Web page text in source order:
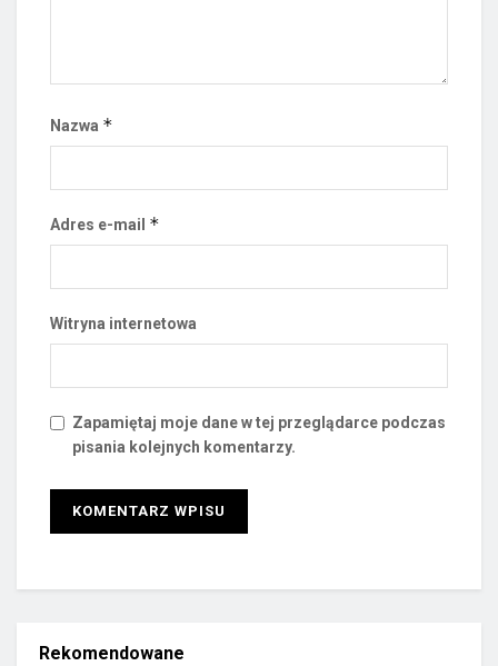
Nazwa *
Adres e-mail *
Witryna internetowa
Zapamiętaj moje dane w tej przeglądarce podczas
pisania kolejnych komentarzy.
Rekomendowane